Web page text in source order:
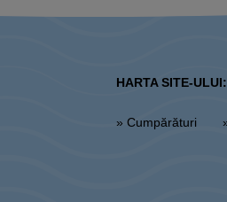
HARTA SITE-ULUI:
» Cumpărături